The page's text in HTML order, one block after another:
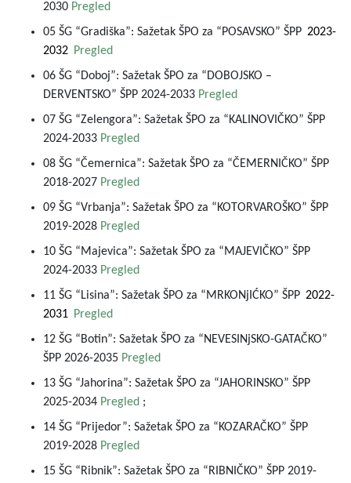
2030 Pregled
05 ŠG “Gradiška”: Sažetak ŠPO za “POSAVSKO” ŠPP 2023-
2032 Pregled
06 ŠG “Doboj”: Sažetak ŠPO za “DOBOJSKO –
DERVENTSKO” ŠPP 2024-2033 Pregled
07 ŠG “Zelengora”: Sažetak ŠPO za “KALINOVIČKO” ŠPP
2024-2033 Pregled
08 ŠG “Čemernica”: Sažetak ŠPO za “ČEMERNIČKO” ŠPP
2018-2027 Pregled
09 ŠG “Vrbanja”: Sažetak ŠPO za “KOTORVAROŠKO” ŠPP
2019-2028 Pregled
10 ŠG “Majevica”: Sažetak ŠPO za “MAJEVIČKO” ŠPP
2024-2033 Pregled
11 ŠG “Lisina”: Sažetak ŠPO za “MRKONjIĆKO” ŠPP 2022-
2031 Pregled
12 ŠG “Botin”: Sažetak ŠPO za “NEVESINjSKO-GATAČKO”
ŠPP 2026-2035 Pregled
13 ŠG “Jahorina”: Sažetak ŠPO za “JAHORINSKO” ŠPP
2025-2034 Pregled ;
14 ŠG “Prijedor”: Sažetak ŠPO za “KOZARAČKO” ŠPP
2019-2028 Pregled
15 ŠG “Ribnik”: Sažetak ŠPO za “RIBNIČKO” ŠPP 2019-